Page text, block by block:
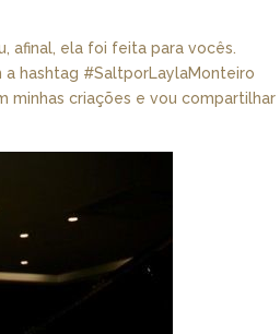
afinal, ela foi feita para vocês.
a hashtag #SaltporLaylaMonteiro
minhas criações e vou compartilhar